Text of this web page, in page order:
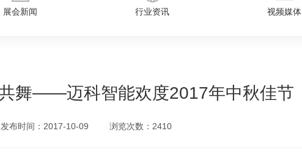
展会新闻 行业资讯 视频媒体
舞——迈科智能欢度2017年中秋佳节
发布时间：2017-10-09 浏览次数：2410